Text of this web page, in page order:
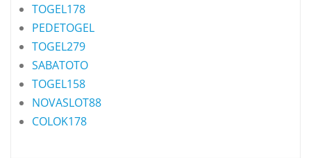
TOGEL178
PEDETOGEL
TOGEL279
SABATOTO
TOGEL158
NOVASLOT88
COLOK178